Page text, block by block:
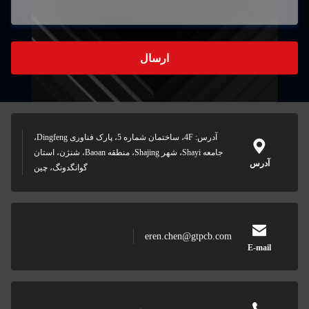
ارسال
آدرس
آدرس: 4F، ساختمان شماره 5، پارک فناوری Dingfeng،
جامعه Shayi، شهر Shajing، منطقه Baoan، شنژن، استان
گوانگدونگ، چین
E-mail
eren.chen@gtpcb.com